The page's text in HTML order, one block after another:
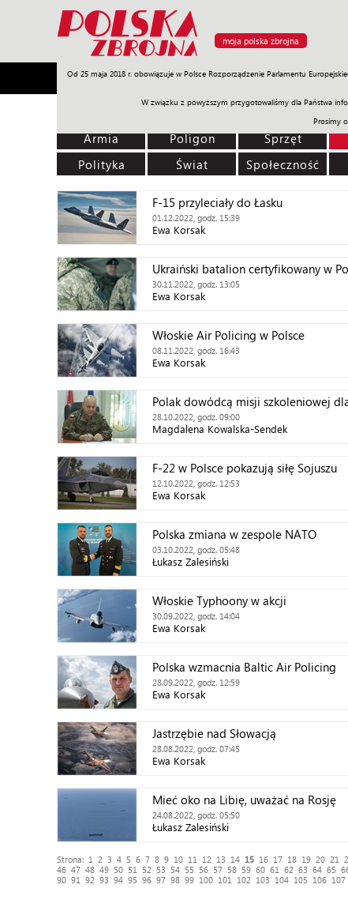
moja polska zbrojna
Od 25 maja 2018 r. obowiązuje w Polsce Rozporządzenie Parlamentu
W związku z powyższym przygotowaliśmy dla Państwa
Prosimy
Armia Poligon Sprzęt Misje Polityka Prawo
Armia Poligon Sprzęt
Polityka
Świat Społeczność
F-15 przyleciały do Łasku
01.12.2022, godz. 15:39
Ewa Korsak
Ukraiński batalion certyfikowany w
30.11.2022, godz. 13:05
Ewa Korsak
Włoskie Air Policing w Polsce
08.11.2022, godz. 16:43
Ewa Korsak
Polak dowódcą misji szkoleniowej
28.10.2022, godz. 09:00
Magdalena Kowalska-Sendek
F-22 w Polsce pokazują siłę Sojuszu
12.10.2022, godz. 12:53
Ewa Korsak
Polska zmiana w zespole NATO
03.10.2022, godz. 05:48
Łukasz Zalesiński
Włoskie Typhoony w akcji
30.09.2022, godz. 14:04
Ewa Korsak
Polska wzmacnia Baltic Air Policing
28.09.2022, godz. 12:59
Ewa Korsak
Jastrzębie nad Słowacją
28.08.2022, godz. 07:45
Ewa Korsak
Mieć oko na Libię, uważać na Rosję
24.08.2022, godz. 05:50
Łukasz Zalesiński
Strona: 1 2 3 4 5 6 7 8 9 10 11 12 13 14 15 16 17 18 19 20 21
46 47 48 49 50 51 52 53 54 55 56 57 58 59 60 61 62 63 64 65
90 91 92 93 94 95 96 97 98 99 100 101 102 103 104 105 106 107